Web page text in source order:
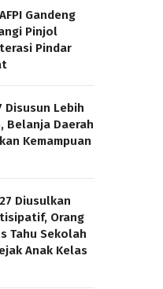
Gandeng
Pinjol
Pindar
Disusun Lebih
Belanja Daerah
Kemampuan
Diusulkan
Orang
Tahu Sekolah
Anak Kelas